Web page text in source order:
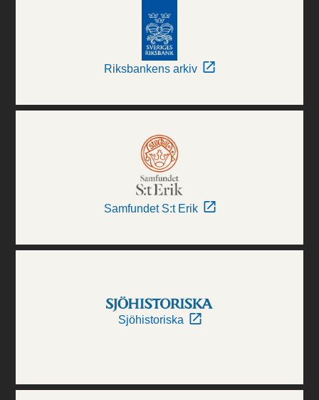
Riksbankens arkiv
Samfundet S:t Erik
Sjöhistoriska